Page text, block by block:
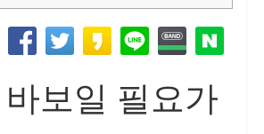
보일 필요가